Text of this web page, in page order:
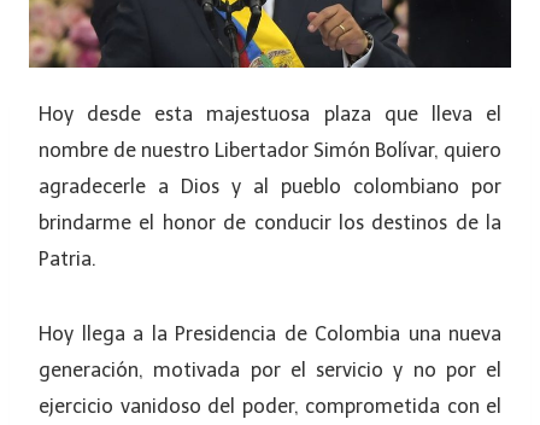
Hoy desde esta majestuosa plaza que lleva el
nombre de nuestro Libertador Simón Bolívar, quiero
agradecerle a Dios y al pueblo colombiano por
brindarme el honor de conducir los destinos de la
Patria.
Hoy llega a la Presidencia de Colombia una nueva
generación, motivada por el servicio y no por el
ejercicio vanidoso del poder, comprometida con el